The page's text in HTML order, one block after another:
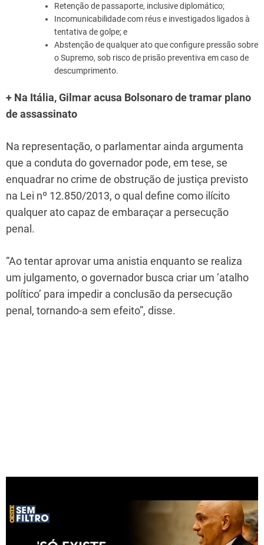
Retenção de passaporte, inclusive diplomático;
Incomunicabilidade com réus e investigados ligados à
tentativa de golpe; e
Abstenção de qualquer ato que configure pressão sobre
o Supremo, sob risco de prisão preventiva em caso de
descumprimento.
+ Na Itália, Gilmar acusa Bolsonaro de tramar plano
de assassinato
Na representação, o parlamentar ainda argumenta
que a conduta do governador pode, em tese, se
enquadrar no crime de obstrução de justiça previsto
na Lei nº 12.850/2013, o qual define como ilícito
qualquer ato capaz de embaraçar a persecução
penal.
“Ao tentar aprovar uma anistia enquanto se realiza
um julgamento, o governador busca criar um ‘atalho
político’ para impedir a conclusão da persecução
penal, tornando-a sem efeito”, disse.